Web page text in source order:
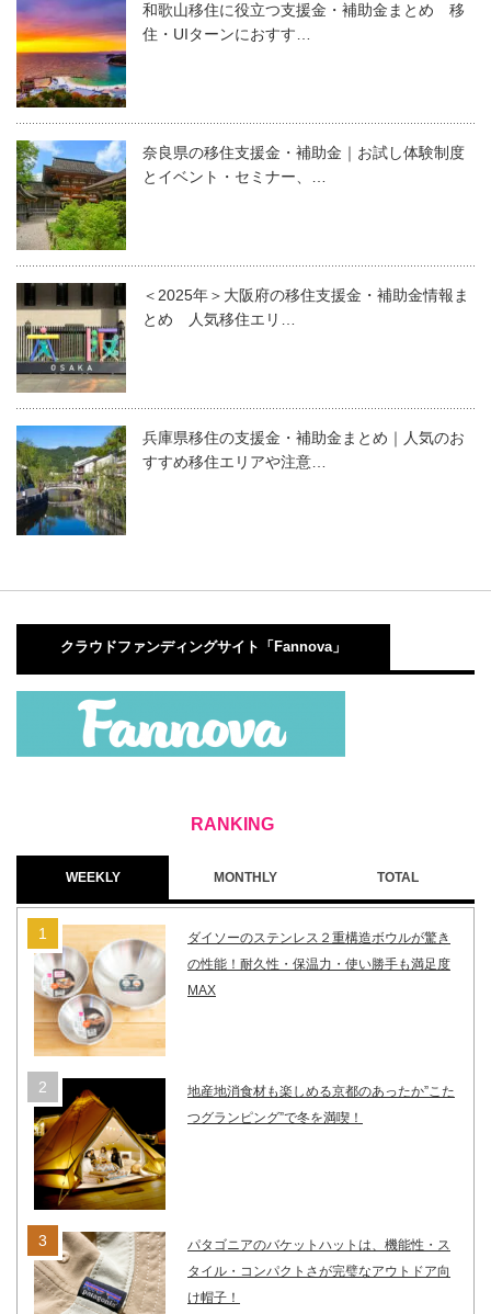
和歌山移住に役立つ支援金・補助金まとめ 移
住・UIターンにおすす…
奈良県の移住支援金・補助金｜お試し体験制度
とイベント・セミナー、…
＜2025年＞大阪府の移住支援金・補助金情報ま
とめ 人気移住エリ…
兵庫県移住の支援金・補助金まとめ｜人気のお
すすめ移住エリアや注意…
クラウドファンディングサイト「Fannova」
WEEKLY MONTHLY TOTAL
ダイソーのステンレス２重構造ボウルが驚き
の性能！耐久性・保温力・使い勝手も満足度
MAX
地産地消食材も楽しめる京都のあったか”こた
つグランピング”で冬を満喫！
パタゴニアのバケットハットは、機能性・ス
タイル・コンパクトさが完璧なアウトドア向
け帽子！